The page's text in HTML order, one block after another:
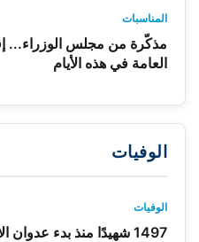
المناسبات
مذكّرة من مجلس الوزراء...
العامة في هذه الأيام
الوفيات
الوفيات
1497 شهيدًا منذ بدء عدوان الاحتلال على لبنان